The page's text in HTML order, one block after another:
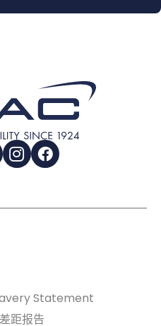
InstagramFacebook
Statement
距报告